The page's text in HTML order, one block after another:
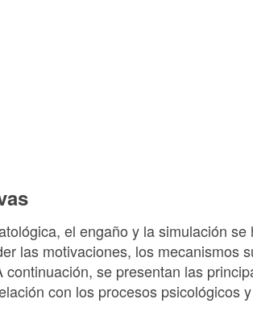
el engaño y la simulación
las motivaciones, los mecanismos
se presentan las
con los procesos psicológicos